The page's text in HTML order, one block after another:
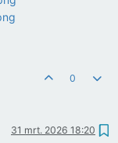
0
31 mrt. 2026 18:20